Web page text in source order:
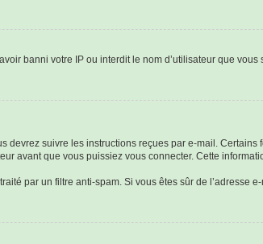
banni votre IP ou interdit le nom d’utilisateur que vous
devrez suivre les instructions reçues par e-mail. Certains
avant que vous puissiez vous connecter. Cette
par un filtre anti-spam. Si vous êtes sûr de l’adresse